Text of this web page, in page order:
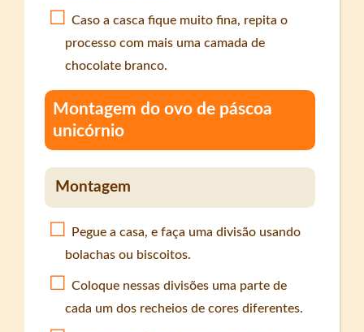
Caso a casca fique muito fina, repita o
processo com mais uma camada de
chocolate branco.
Montagem do ovo de páscoa
unicórnio
Montagem
Pegue a casa, e faça uma divisão usando
bolachas ou biscoitos.
Coloque nessas divisões uma parte de
cada um dos recheios de cores diferentes.